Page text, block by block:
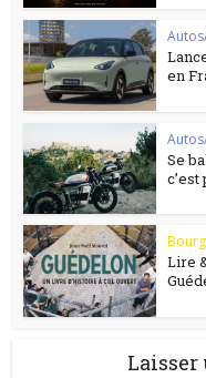
en
Se
Lire